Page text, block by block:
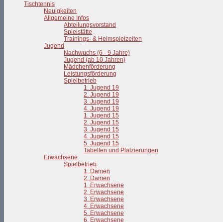
Tischtennis
Neuigkeiten
Allgemeine Infos
Abteilungsvorstand
Spielstätte
Trainings- & Heimspielzeiten
Jugend
Nachwuchs (6 - 9 Jahre)
Jugend (ab 10 Jahren)
Mädchenförderung
Leistungsförderung
Spielbetrieb
1. Jugend 19
2. Jugend 19
3. Jugend 19
4. Jugend 19
1. Jugend 15
2. Jugend 15
3. Jugend 15
4. Jugend 15
5. Jugend 15
Tabellen und Platzierungen
Erwachsene
Spielbetrieb
1. Damen
2. Damen
1. Erwachsene
2. Erwachsene
3. Erwachsene
4. Erwachsene
5. Erwachsene
6. Erwachsene